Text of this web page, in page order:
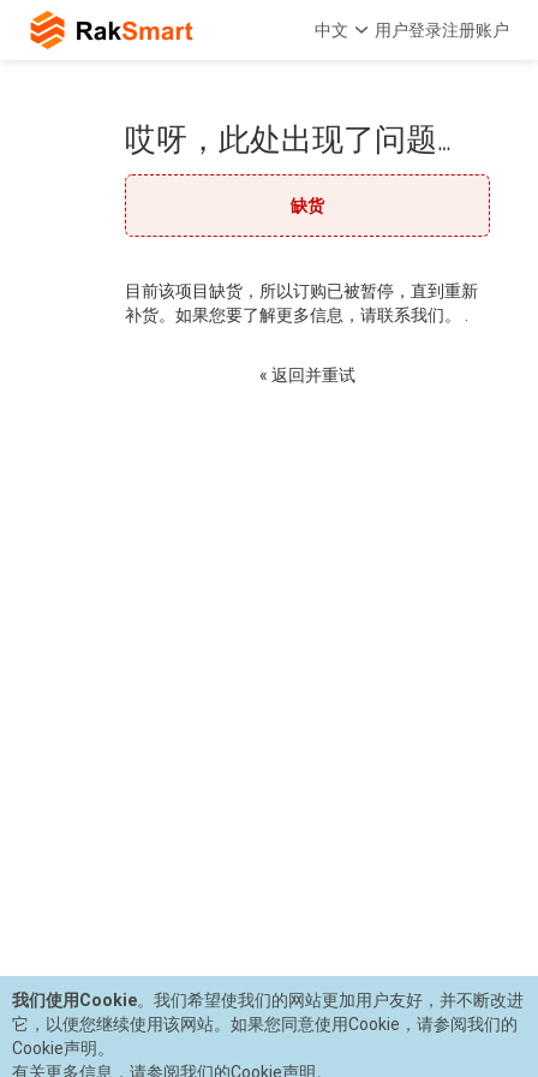
中文 用户登录注册账户
哎呀，此处出现了问题…
缺货
目前该项目缺货，所以订购已被暂停，直到重新
补货。如果您要了解更多信息，请联系我们。 .
« 返回并重试
我们使用Cookie。我们希望使我们的网站更加用户友好，并不断改进
它，以便您继续使用该网站。如果您同意使用Cookie，请参阅我们的
Cookie声明。
有关更多信息，请参阅我们的Cookie声明。